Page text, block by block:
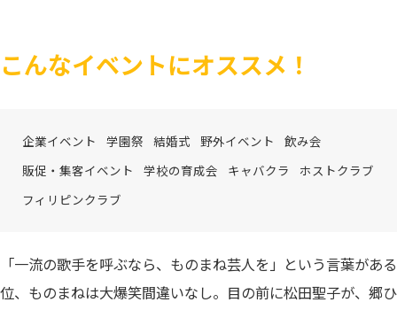
こんなイベントにオススメ！
企業イベント 学園祭 結婚式 野外イベント
飲み会
販促・集客イベント
学校の育成会 キャバクラ
ホストクラブ
フィリピンクラブ
「一流の歌手を呼ぶなら、ものまね芸人を」という言葉がある
位、ものまねは大爆笑間違いなし。目の前に松田聖子が、郷ひ